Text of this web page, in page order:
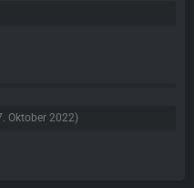
Oktober 2022)